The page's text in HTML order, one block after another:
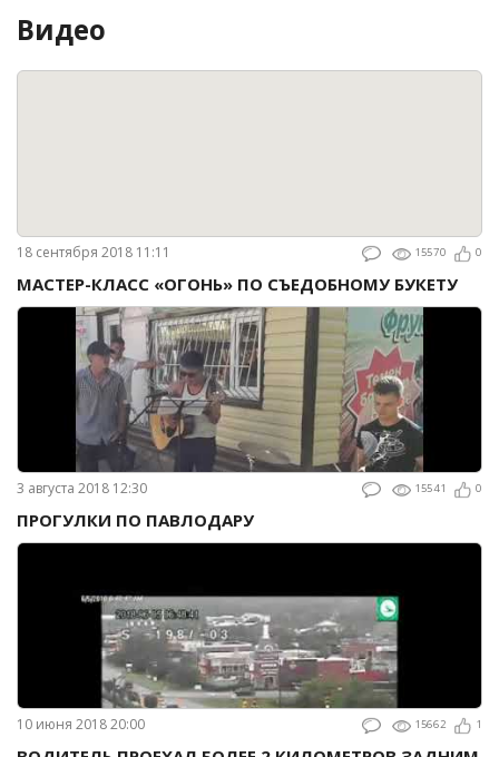
Видео
18 сентября 2018 11:11 15570 0
МАСТЕР-КЛАСС «ОГОНЬ» ПО СЪЕДОБНОМУ БУКЕТУ
3 августа 2018 12:30 15541 0
ПРОГУЛКИ ПО ПАВЛОДАРУ
10 июня 2018 20:00 15662 1